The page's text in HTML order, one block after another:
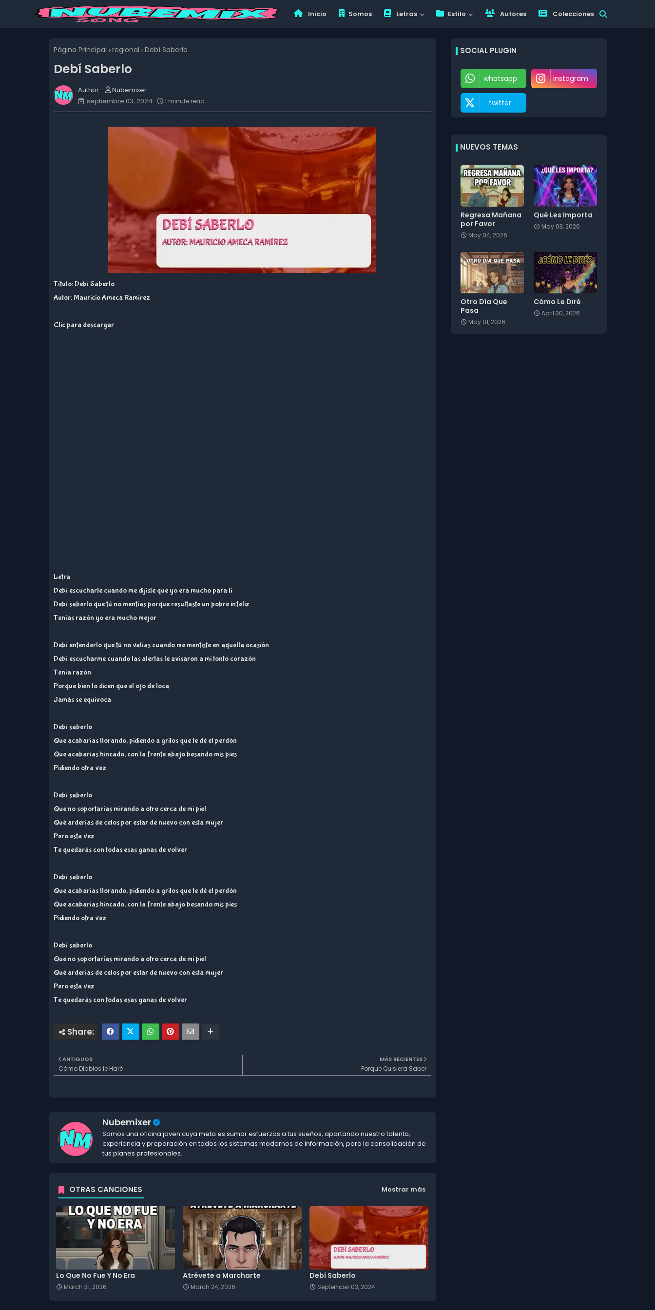
Inicio Somos Letras Estilo Autores Colecciones
Página Principal regional Debí Saberlo
Debí Saberlo
Nubemixer
septiembre 03, 2024
1 minute read
Título: Debí Saberlo
Autor: Mauricio Ameca Ramírez
Clic para descargar
Letra
Debí escucharte cuando me dijiste que yo era mucho para ti
Debí saberlo que tú no mentías porque resultaste un pobre infeliz
Tenías razón yo era mucho mejor
Debí entenderlo que tú no valías cuando me mentiste en aquella ocasión
Debí escucharme cuando las alertas le avisaron a mi tonto corazón
Tenía razón
Porque bien lo dicen que el ojo de loca
Jamás se equivoca
Debí saberlo
Que acabarías llorando, pidiendo a gritos que te dé el perdón
Que acabarías hincado, con la frente abajo besando mis pies
Pidiendo otra vez
Debí saberlo
Que no soportarías mirando a otro cerca de mi piel
Qué arderías de celos por estar de nuevo con esta mujer
Pero esta vez
Te quedarás con todas esas ganas de volver
Debí saberlo
Que acabarías llorando, pidiendo a gritos que te dé el perdón
Que acabarías hincado, con la frente abajo besando mis pies
Pidiendo otra vez
Debí saberlo
Que no soportarías mirando a otro cerca de mi piel
Qué arderías de celos por estar de nuevo con esta mujer
Pero esta vez
Te quedarás con todas esas ganas de volver
MÁS RECIENTES
Porque Quisiera Saber
ANTIGUOS
Cómo Diablos le Haré
Nubemixer
Somos una oficina joven cuya meta es sumar esfuerzos a tus sueños, aportando nuestro talento,
experiencia y preparación en todos los sistemas modernos de información, para la consolidación de
tus planes profesionales.
OTRAS CANCIONES Mostrar más
Lo Que No Fue Y No Era
March 31, 2026
Atrévete a Marcharte
March 24, 2026
Debí Saberlo
September 03, 2024
SOCIAL PLUGIN
whatsapp instagram
twitter
NUEVOS TEMAS
Regresa Mañana
por Favor
May 04, 2026
Qué Les Importa
May 03, 2026
Otro Día Que
Pasa
May 01, 2026
Cómo Le Diré
April 30, 2026